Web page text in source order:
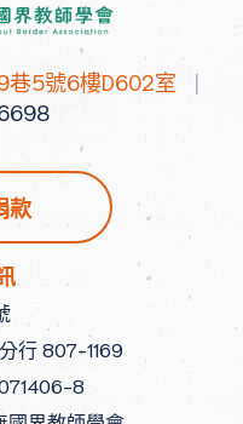
巷5號6樓D602室 |
款
行 807-1169
8